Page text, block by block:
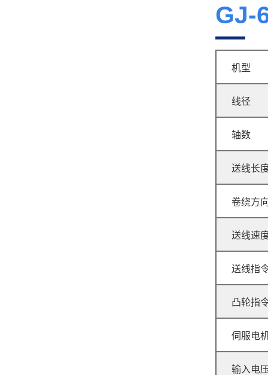
GJ-
机型
线径
轴数
送线长
卷绕方
送线速
送线指
凸轮指
伺服电
输入电